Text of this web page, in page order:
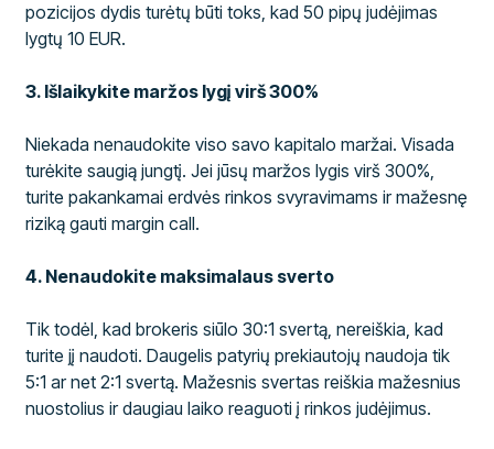
pozicijos dydis turėtų būti toks, kad 50 pipų judėjimas
lygtų 10 EUR.
3. Išlaikykite maržos lygį virš 300%
Niekada nenaudokite viso savo kapitalo maržai. Visada
turėkite saugią jungtį. Jei jūsų maržos lygis virš 300%,
turite pakankamai erdvės rinkos svyravimams ir mažesnę
riziką gauti margin call.
4. Nenaudokite maksimalaus sverto
Tik todėl, kad brokeris siūlo 30:1 svertą, nereiškia, kad
turite jį naudoti. Daugelis patyrių prekiautojų naudoja tik
5:1 ar net 2:1 svertą. Mažesnis svertas reiškia mažesnius
nuostolius ir daugiau laiko reaguoti į rinkos judėjimus.